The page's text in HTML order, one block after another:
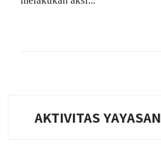
AKTIVITAS YAYASAN